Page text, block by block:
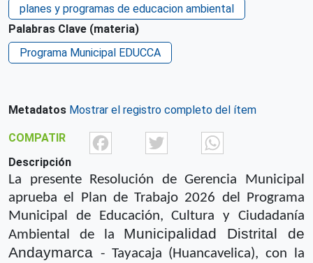
planes y programas de educacion ambiental
Palabras Clave (materia)
Programa Municipal EDUCCA
Metadatos Mostrar el registro completo del ítem
COMPATIR FacebookTwitter
Descripción
La presente Resolución de Gerencia Municipal
aprueba el Plan deTrabajo 2026 del Programa
Municipal de Educación, Cultura y Ciudadanía
Ambiental de
la Municipalidad Distrital de
Andaymarca - Tayacaja (Huancavelica), con la